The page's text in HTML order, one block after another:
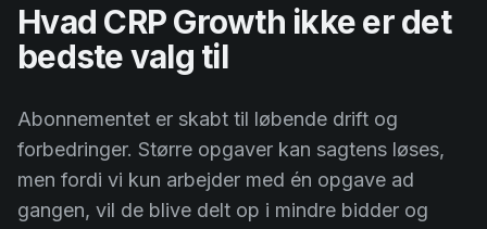
Hvad CRP Growth ikke er det
bedste valg til
Abonnementet er skabt til løbende drift og
forbedringer. Større opgaver kan sagtens løses,
men fordi vi kun arbejder med én opgave ad
gangen, vil de blive delt op i mindre bidder og